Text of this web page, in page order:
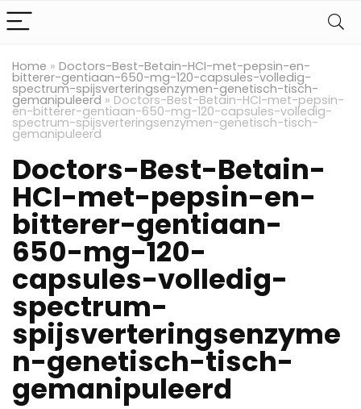
Home » Doctors-Best-Betain-HCI-met-pepsin-en-
bitterer-gentiaan-650-mg-120-capsules-volledig-
spectrum-spijsverteringsenzymen-genetisch-tisch-
gemanipuleerd » Doctors-Best-Betain-HCI-met-pepsin-
en-bitterer-gentiaan-650-mg-120-capsules-volledig-
spectrum-spijsverteringsenzymen-genetisch-tisch-
gemanipuleerd
Doctors-Best-Betain-
HCI-met-pepsin-en-
bitterer-gentiaan-
650-mg-120-
capsules-volledig-
spectrum-
spijsverteringsenzyme
n-genetisch-tisch-
gemanipuleerd